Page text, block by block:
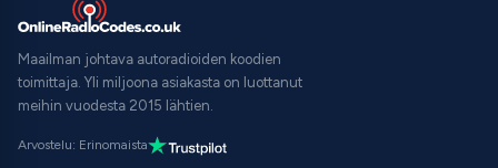
Maailman johtava autoradioiden koodien
toimittaja. Yli miljoona asiakasta on luottanut
meihin vuodesta 2015 lähtien.
Arvostelu: Erinomaista